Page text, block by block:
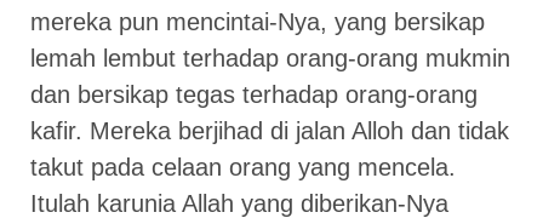
mereka pun mencintai-Nya, yang bersikap
lemah lembut terhadap orang-orang mukmin
dan bersikap tegas terhadap orang-orang
kafir. Mereka berjihad di jalan Alloh dan tidak
takut pada celaan orang yang mencela.
Itulah karunia Allah yang diberikan-Nya